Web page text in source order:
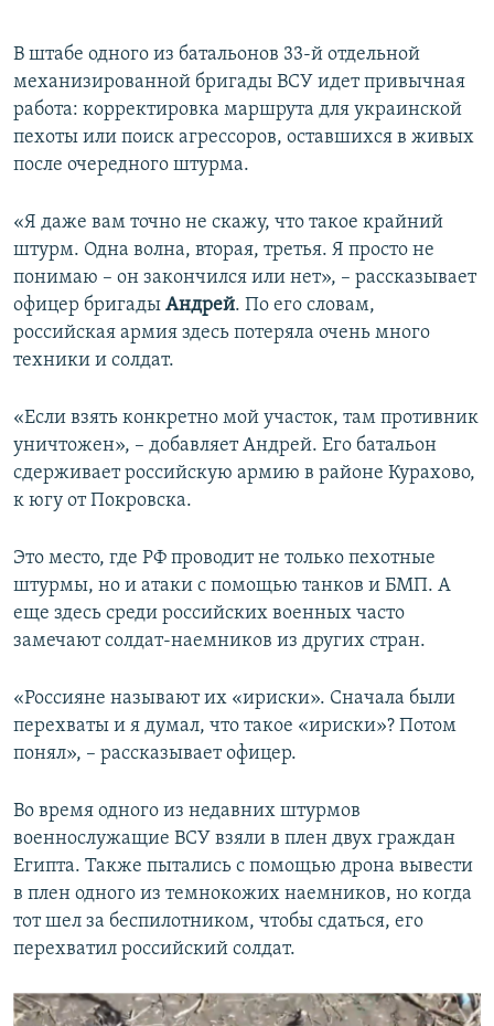
В штабе одного из батальонов 33-й отдельной
механизированной бригады ВСУ идет привычная
работа: корректировка маршрута для украинской
пехоты или поиск агрессоров, оставшихся в живых
после очередного штурма.
«Я даже вам точно не скажу, что такое крайний
штурм. Одна волна, вторая, третья. Я просто не
понимаю – он закончился или нет», – рассказывает
офицер бригады Андрей. По его словам,
российская армия здесь потеряла очень много
техники и солдат.
«Если взять конкретно мой участок, там противник
уничтожен», – добавляет Андрей. Его батальон
сдерживает российскую армию в районе Курахово,
к югу от Покровска.
Это место, где РФ проводит не только пехотные
штурмы, но и атаки с помощью танков и БМП. А
еще здесь среди российских военных часто
замечают солдат-наемников из других стран.
«Россияне называют их «ириски». Сначала были
перехваты и я думал, что такое «ириски»? Потом
понял», – рассказывает офицер.
Во время одного из недавних штурмов
военнослужащие ВСУ взяли в плен двух граждан
Египта. Также пытались с помощью дрона вывести
в плен одного из темнокожих наемников, но когда
тот шел за беспилотником, чтобы сдаться, его
перехватил российский солдат.